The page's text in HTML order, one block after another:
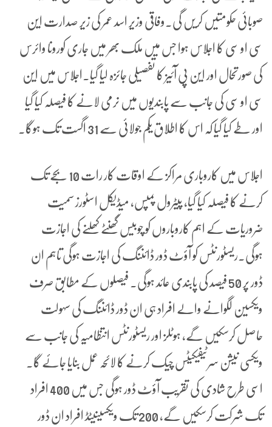
صوبائی حکومتیں کریں گی۔وفاقی وزیر اسد عمر کی زیر صدارت این
سی او سی کا اجلاس ہوا جس میں ملک بھر میں جاری کورونا وائرس
کی صورتحال اور این پی آئیز کا تفصیلی جائزہ لیا گیا۔اجلاس میں این
سی او سی کی جانب سے پابندیوں میں نرمی لانے کا فیصلہ کیا گیا
اور طے کیا گیا کہ اس کا اطلاق یکم جولائی سے 31 اگست تک ہوگا۔
اجلاس میں کاروباری مراکز کے اوقات کار رات 10 بجے تک
کرنے کا فیصلہ کیا گیا، پیٹرول پمپس، میڈیکل اسٹورز سمیت
ضروریات کے اہم کاروباروں کو چوبیس گھنٹے کھلنے کی اجازت
ہوگی۔ریسٹورنٹس کو آؤٹ ڈور ڈائننگ کی اجازت ہوگی تاہم ان
ڈور پر 50 فیصد کی پابندی عائد ہوگی۔ فیصلوں کے مطابق صرف
ویکسین لگوانے والے افراد ہی ان ڈور ڈائننگ کی سہولت
حاصل کرسکیں گے، ہوٹلز اور ریسٹورنٹس انتظامیہ کی جانب سے
ویکسی نیشن سرٹیفیکیٹس چیک کرنے کا لائحہ عمل بنایا جائے گا۔
اسی طرح شادی کی تقریب آؤٹ ڈور ہوگی جس میں 400 افراد
تک شرکت کرسکیں گے، 200 تک ویکسینیٹڈ افراد ان ڈور